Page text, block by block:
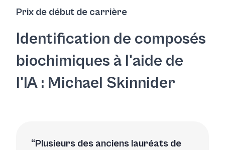
Prix de début de carrière
Identification de composés
biochimiques à l'aide de
l'IA : Michael Skinnider
Plusieurs des anciens lauréats de